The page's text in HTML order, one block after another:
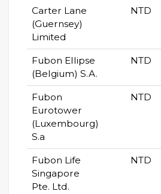
Carter Lane
(Guernsey)
Limited
NTD
Fubon Ellipse
(Belgium) S.A.
NTD
Fubon
Eurotower
(Luxembourg)
S.a
NTD
Fubon Life
Singapore
Pte. Ltd.
NTD